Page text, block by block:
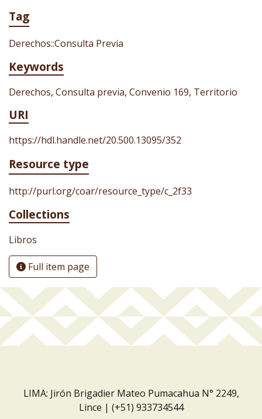
Tag
Derechos::Consulta Previa
Keywords
Derechos, Consulta previa, Convenio 169, Territorio
URI
https://hdl.handle.net/20.500.13095/352
Resource type
http://purl.org/coar/resource_type/c_2f33
Collections
Libros
Full item page
LIMA: Jirón Brigadier Mateo Pumacahua N° 2249,
Lince | (+51) 933734544